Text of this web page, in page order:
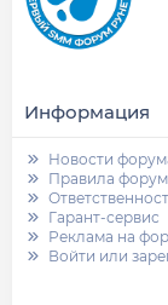
Информация
Новости
Правила
Гарант-сервис
Реклама на
Войти или